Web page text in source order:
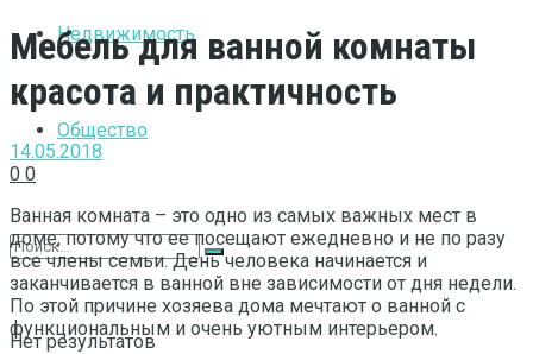
Недвижимость
Общество
Нет результатов
Мебель для ванной комнаты
красота и практичность
14.05.2018
0 0
Ванная комната – это одно из самых важных мест в
доме, потому что ее посещают ежедневно и не по разу
все члены семьи. День человека начинается и
заканчивается в ванной вне зависимости от дня недели.
По этой причине хозяева дома мечтают о ванной с
функциональным и очень уютным интерьером.